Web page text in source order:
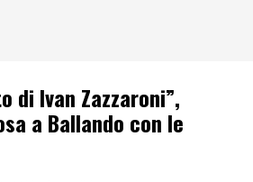
di Ivan Zazzaroni”,
a Ballando con le